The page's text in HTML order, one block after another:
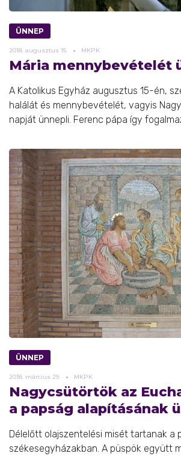
ÜNNEP
2018. augusztus 15. MKPK
Mária mennybevételét
A Katolikus Egyház augusztus 15-én,
halálát és mennybevételét, vagyis
napját ünnepli. Ferenc pápa így
ÜNNEP
2018. március 29. MKPK
Nagycsütörtök az
a papság alapításának
Délelőtt olajszentelési misét tartanak a
székesegyházakban. A püspök együtt